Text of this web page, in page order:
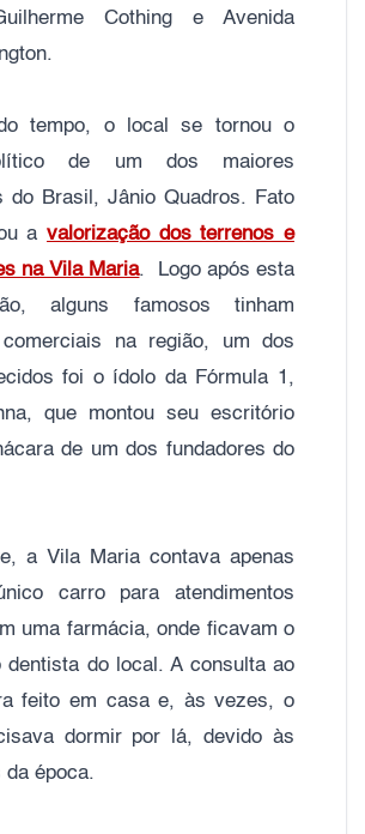
Cothing e Avenida
tempo, o local se tornou o
de um dos maiores
do Brasil, Jânio Quadros. Fato
a valorização dos terrenos e
na Vila Maria. Logo após esta
alguns famosos tinham
comerciais na região, um dos
foi o ídolo da Fórmula 1,
que montou seu escritório
de um dos fundadores do
a Vila Maria contava apenas
carro para atendimentos
uma farmácia, onde ficavam o
dentista do local. A consulta ao
feito em casa e, às vezes, o
dormir por lá, devido às
da época.